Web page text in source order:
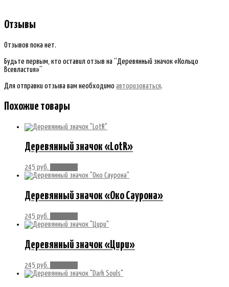
Отзывы
Отзывов пока нет.
Будьте первым, кто оставил отзыв на “Деревянный значок «Кольцо
Всевластия»”
Для отправки отзыва вам необходимо авторизоваться.
Похожие товары
Деревянный значок «LotR»
245 руб.
Деревянный значок «Око Саурона»
245 руб.
Деревянный значок «Цири»
245 руб.